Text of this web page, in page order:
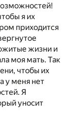
я их
приходится
жизни и
моя мать. Так
чтобы их
у меня нет
Я
уносит